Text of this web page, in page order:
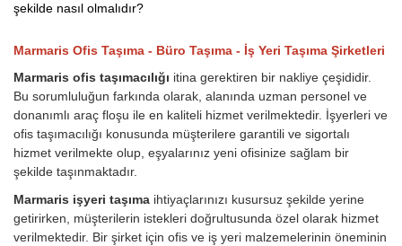
şekilde nasıl olmalıdır?
Marmaris Ofis Taşıma - Büro Taşıma - İş Yeri Taşıma Şirketleri
Marmaris ofis taşımacılığı itina gerektiren bir nakliye çeşididir.
Bu sorumluluğun farkında olarak, alanında uzman personel ve
donanımlı araç floşu ile en kaliteli hizmet verilmektedir. İşyerleri ve
ofis taşımacılığı konusunda müşterilere garantili ve sigortalı
hizmet verilmekte olup, eşyalarınız yeni ofisinize sağlam bir
şekilde taşınmaktadır.
Marmaris işyeri taşıma ihtiyaçlarınızı kusursuz şekilde yerine
getirirken, müşterilerin istekleri doğrultusunda özel olarak hizmet
verilmektedir. Bir şirket için ofis ve iş yeri malzemelerinin öneminin